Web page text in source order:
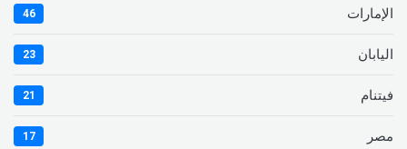
الإمارات 46
اليابان 23
فيتنام 21
مصر 17